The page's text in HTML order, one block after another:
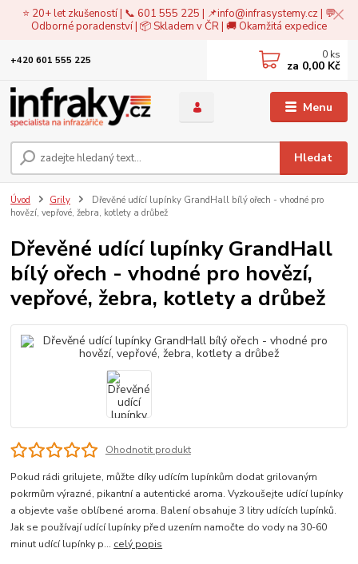
⭐ 20+ let zkušeností | 📞 601 555 225 | 📌info@infrasystemy.cz| 💬
Odborné poradenství | 📦 Skladem v ČR | 🚚 Okamžitá expedice
Menu
Hledat
+420 601 555 225 0 ks
za 0,00 Kč
Úvod Grily
Dřevěné udící lupínky GrandHall bílý ořech - vhodné pro
hovězí, vepřové, žebra, kotlety a drůbež
Dřevěné udící lupínky GrandHall
bílý ořech - vhodné pro hovězí,
vepřové, žebra, kotlety a drůbež
Ohodnotit produkt
Pokud rádi grilujete, můžte díky udícím lupínkům dodat grilovaným
pokrmům výrazné, pikantní a autentické aroma. Vyzkoušejte udící lupínky
a objevte vaše oblíbené aroma. Balení obsahuje 3 litry udících lupínků.
Jak se používají udící lupínky před uzením namočte do vody na 30-60
minut udící lupínky p... celý popis